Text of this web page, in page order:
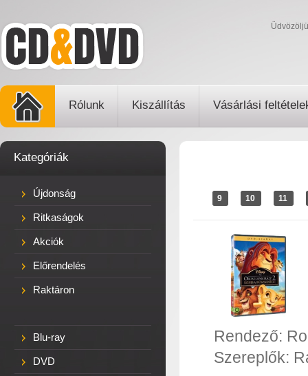
Rólunk Kiszállítás Vásárlási
Kategóriák
Újdonság
Ritkaságok
Akciók
Előrendelés
Raktáron
Blu-ray
DVD
9 10 11
Rendező:
Szereplők: